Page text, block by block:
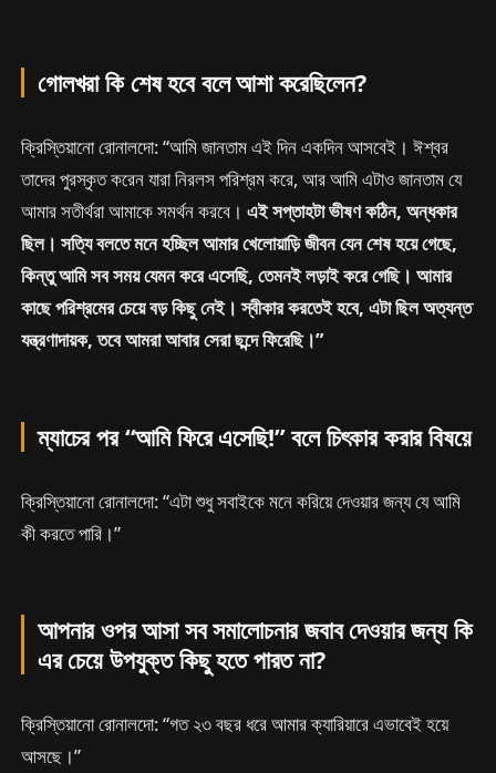
গোলখরা কি শেষ হবে বলে আশা করেছিলেন?
ক্রিস্তিয়ানো রোনালদো: “আমি জানতাম এই দিন একদিন আসবেই। ঈশ্বর
তাদের পুরস্কৃত করেন যারা নিরলস পরিশ্রম করে, আর আমি এটাও জানতাম যে
আমার সতীর্থরা আমাকে সমর্থন করবে। এই সপ্তাহটা ভীষণ কঠিন, অন্ধকার
ছিল। সত্যি বলতে মনে হচ্ছিল আমার খেলোয়াড়ি জীবন যেন শেষ হয়ে গেছে,
কিন্তু আমি সব সময় যেমন করে এসেছি, তেমনই লড়াই করে গেছি। আমার
কাছে পরিশ্রমের চেয়ে বড় কিছু নেই। স্বীকার করতেই হবে, এটা ছিল অত্যন্ত
যন্ত্রণাদায়ক, তবে আমরা আবার সেরা ছন্দে ফিরেছি।”
ম্যাচের পর “আমি ফিরে এসেছি!” বলে চিৎকার করার বিষয়ে
ক্রিস্তিয়ানো রোনালদো: “এটা শুধু সবাইকে মনে করিয়ে দেওয়ার জন্য যে আমি
কী করতে পারি।”
আপনার ওপর আসা সব সমালোচনার জবাব দেওয়ার জন্য কি
এর চেয়ে উপযুক্ত কিছু হতে পারত না?
ক্রিস্তিয়ানো রোনালদো: “গত ২৩ বছর ধরে আমার ক্যারিয়ারে এভাবেই হয়ে
আসছে।”